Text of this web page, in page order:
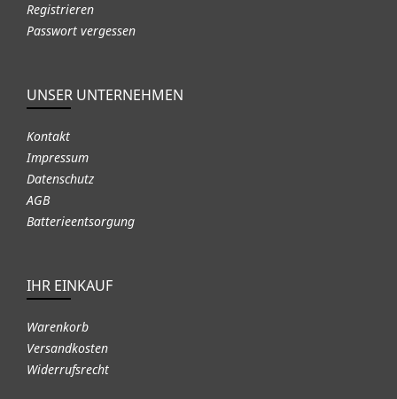
Registrieren
Passwort vergessen
UNSER UNTERNEHMEN
Kontakt
Impressum
Datenschutz
AGB
Batterieentsorgung
IHR EINKAUF
Warenkorb
Versandkosten
Widerrufsrecht